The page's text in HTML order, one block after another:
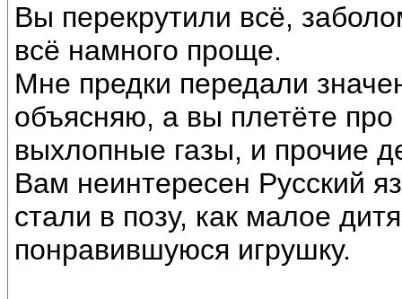
Вы перекрутили всё,
всё намного проще.
Мне предки передали
объясняю, а вы плетёте
выхлопные газы, и прочие
Вам неинтересен Русский
стали в позу, как малое
понравившуюся игрушку.